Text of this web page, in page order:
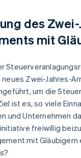
des Zwei-
mit
neues Zwei-Jahres-
um die
ist es, so viele
und Unternehmen
freiwillig
mit Gläubigern